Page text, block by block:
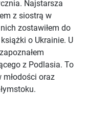
Najstarsza
z siostrą w
zostawiłem do
o Ukrainie. U
z Podlasia. To
młodości oraz